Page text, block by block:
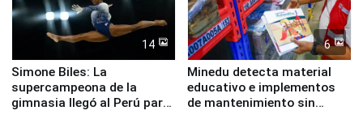
14
Simone Biles: La
supercampeona de la
gimnasia llegó al Perú para
6
Minedu detecta material
educativo e implementos
de mantenimiento sin